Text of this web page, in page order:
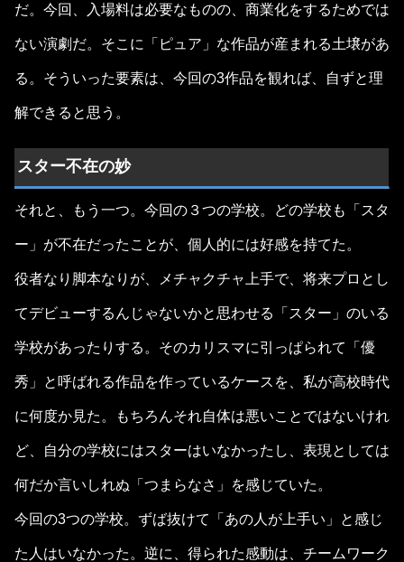
だ。今回、入場料は必要なものの、商業化をするためでは
ない演劇だ。そこに「ピュア」な作品が産まれる土壌があ
る。そういった要素は、今回の3作品を観れば、自ずと理
解できると思う。
スター不在の妙
それと、もう一つ。今回の３つの学校。どの学校も「スタ
ー」が不在だったことが、個人的には好感を持てた。
役者なり脚本なりが、メチャクチャ上手で、将来プロとし
てデビューするんじゃないかと思わせる「スター」のいる
学校があったりする。そのカリスマに引っぱられて「優
秀」と呼ばれる作品を作っているケースを、私が高校時代
に何度か見た。もちろんそれ自体は悪いことではないけれ
ど、自分の学校にはスターはいなかったし、表現としては
何だか言いしれぬ「つまらなさ」を感じていた。
今回の3つの学校。ずば抜けて「あの人が上手い」と感じ
た人はいなかった。逆に、得られた感動は、チームワーク